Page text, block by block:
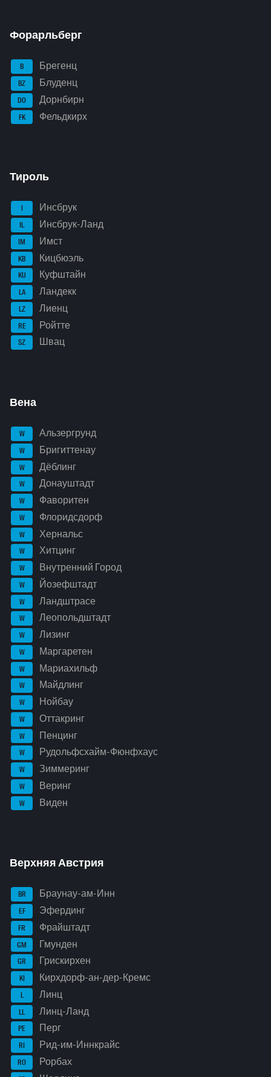
Форарльберг
B Брегенц
BZ Блуденц
DO Дорнбирн
FK Фельдкирх
Тироль
I Инсбрук
IL Инсбрук-Ланд
IM Имст
KB Кицбюэль
KU Куфштайн
LA Ландекк
LZ Лиенц
RE Ройтте
SZ Швац
Вена
W Альзергрунд
W Бригиттенау
W Дёблинг
W Донауштадт
W Фаворитен
W Флоридсдорф
W Хернальс
W Хитцинг
W Внутренний Город
W Йозефштадт
W Ландштрасе
W Леопольдштадт
W Лизинг
W Маргаретен
W Мариахильф
W Майдлинг
W Нойбау
W Оттакринг
W Пенцинг
W Рудольфсхайм-Фюнфхаус
W Зиммеринг
W Веринг
W Виден
Верхняя Австрия
BR Браунау-ам-Инн
EF Эфердинг
FR Фрайштадт
GM Гмунден
GR Грискирхен
KI Кирхдорф-ан-дер-Кремс
L Линц
LL Линц-Ланд
PE Перг
RI Рид-им-Иннкрайс
RO Рорбах